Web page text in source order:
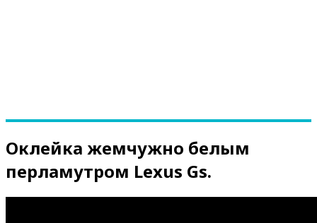
Оклейка жемчужно белым
перламутром Lexus Gs.